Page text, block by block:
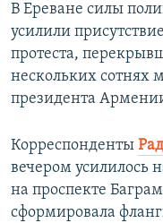
Все сайты RFE/RL
В Ереване силы
усилили
протеста,
нескольких сотнях
президента
Корреспонденты
вечером усилилось
на проспекте
сформировала